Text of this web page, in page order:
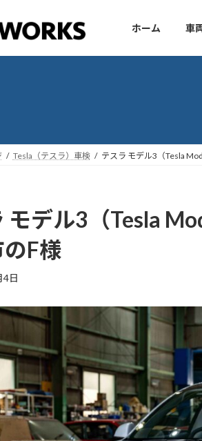
ホーム 車
Tesla（テスラ）車検 テスラ モデル3（Tesla
モデル3（Tesla
F様
4日